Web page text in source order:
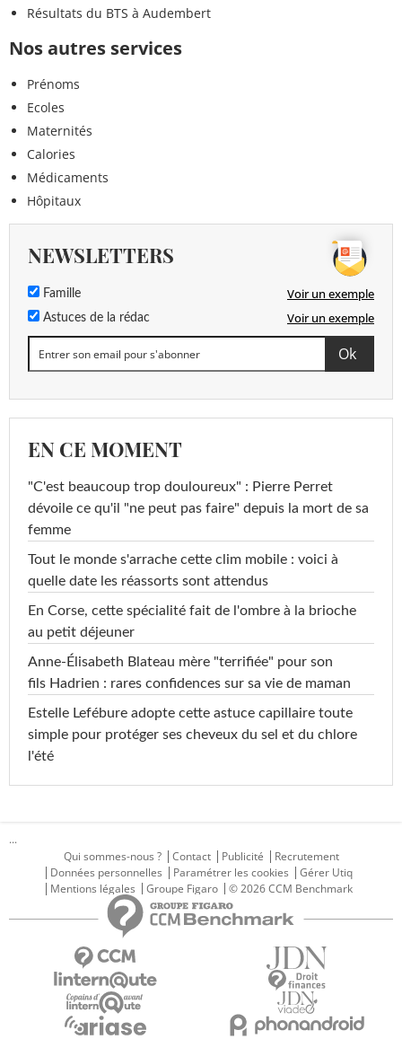
Résultats du BTS à Audembert
Nos autres services
Prénoms
Ecoles
Maternités
Calories
Médicaments
Hôpitaux
NEWSLETTERS
Famille Voir un exemple
Astuces de la rédac Voir un exemple
EN CE MOMENT
"C'est beaucoup trop douloureux" : Pierre Perret
dévoile ce qu'il "ne peut pas faire" depuis la mort de sa
femme
Tout le monde s'arrache cette clim mobile : voici à
quelle date les réassorts sont attendus
En Corse, cette spécialité fait de l'ombre à la brioche
au petit déjeuner
Anne-Élisabeth Blateau mère "terrifiée" pour son
fils Hadrien : rares confidences sur sa vie de maman
Estelle Lefébure adopte cette astuce capillaire toute
simple pour protéger ses cheveux du sel et du chlore
l'été
...
Qui sommes-nous ?
Contact Publicité
Recrutement
Données personnelles
Paramétrer les cookies
Gérer Utiq
Mentions légales
Groupe Figaro © 2026 CCM Benchmark